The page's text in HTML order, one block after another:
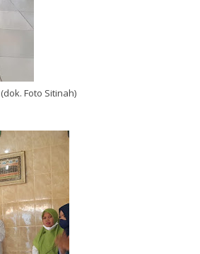
Foto Sitinah)